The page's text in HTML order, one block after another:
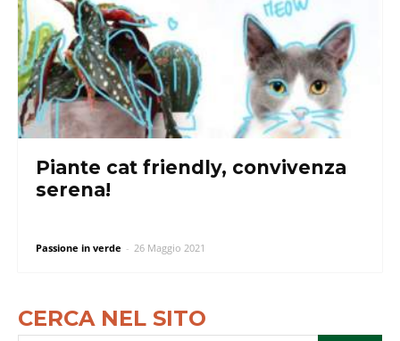
Piante cat friendly, convivenza
serena!
Passione in verde - 26 Maggio 2021
CERCA NEL SITO